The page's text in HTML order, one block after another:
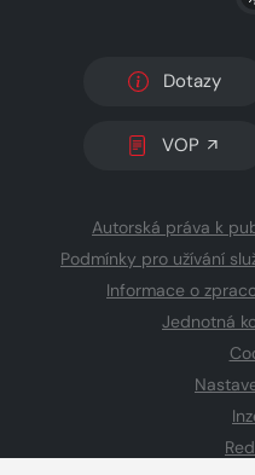
Dotazy
VOP
Autorská práva k
Podmínky pro užívání
Informace o
Jednotná